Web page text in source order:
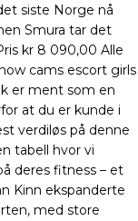
siste Norge nå
Smura tar det
kr 8 090,00 Alle
cams escort girls
er ment som en
at du er kunde i
verdiløs på denne
tabell hvor vi
deres fitness – et
Kinn ekspanderte
med store